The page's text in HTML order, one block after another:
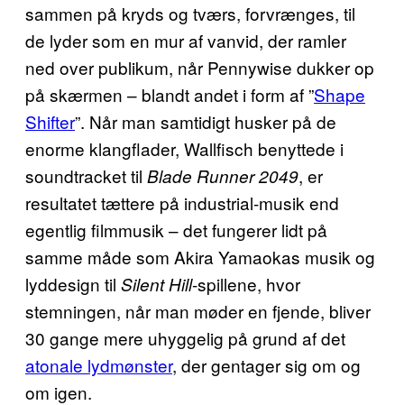
sammen på kryds og tværs, forvrænges, til
de lyder som en mur af vanvid, der ramler
ned over publikum, når Pennywise dukker op
på skærmen – blandt andet i form af ”Shape
Shifter”. Når man samtidigt husker på de
enorme klangflader, Wallfisch benyttede i
soundtracket til Blade Runner 2049, er
resultatet tættere på industrial-musik end
egentlig filmmusik – det fungerer lidt på
samme måde som Akira Yamaokas musik og
lyddesign til Silent Hill-spillene, hvor
stemningen, når man møder en fjende, bliver
30 gange mere uhyggelig på grund af det
atonale lydmønster, der gentager sig om og
om igen.